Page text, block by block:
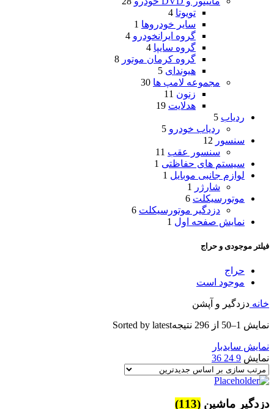
تویوتا 4
سایر خودروها 1
گروه ایرانخودرو 4
گروه سایپا 4
گروه کرمان موتور 8
هیوندای 5
مجموعه لامپ ها 30
زنون 11
هدلایت 19
ردیاب 5
ردیاب خودرو 5
سنسور 12
سنسور عقب 11
سیستم های حفاظتی 1
لوازم جانبی موبایل 1
شارژر
1
موتورسیکلت 6
دزدگیر موتورسیکلت 6
نمایش صفحه اول 1
فیلتر موجودی و حراج
حراج
موجود است
خانه دزدگیر و آپشن
نمایش 1–50 از 296 نتیجه Sorted by latest
نمایش سایدبار
نمایش 9
24
36
دزدگیر ماشین (113)